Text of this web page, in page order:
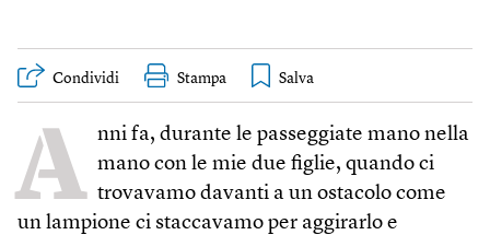
Condividi Stampa
A nni fa, durante le passeggiate mano nella
mano con le mie due figlie, quando ci
trovavamo davanti a un ostacolo come
un lampione ci staccavamo per aggirarlo e